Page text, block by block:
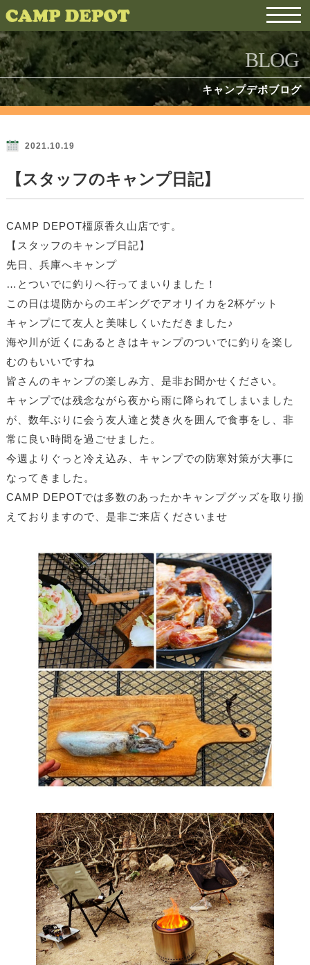
BLOG
キャンプデポブログ
2021.10.19
【スタッフのキャンプ日記】
CAMP DEPOT橿原香久山店です。
【スタッフのキャンプ日記】
先日、兵庫へキャンプ
…とついでに釣りへ行ってまいりました！
この日は堤防からのエギングでアオリイカを2杯ゲット
キャンプにて友人と美味しくいただきました♪
海や川が近くにあるときはキャンプのついでに釣りを楽し
むのもいいですね
皆さんのキャンプの楽しみ方、是非お聞かせください。
キャンプでは残念ながら夜から雨に降られてしまいました
が、数年ぶりに会う友人達と焚き火を囲んで食事をし、非
常に良い時間を過ごせました。
今週よりぐっと冷え込み、キャンプでの防寒対策が大事に
なってきました。
CAMP DEPOTでは多数のあったかキャンプグッズを取り揃
えておりますので、是非ご来店くださいませ